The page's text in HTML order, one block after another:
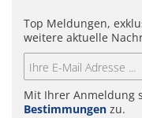
Top Meldungen,
weitere aktuelle
Mit Ihrer Anmeldung
Bestimmungen zu.